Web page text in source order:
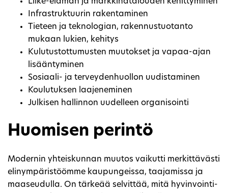
Liike-elämän ja markkinatalouden kehittyminen
Infrastruktuurin rakentaminen
Tieteen ja teknologian, rakennustuotanto
mukaan lukien, kehitys
Kulutustottumusten muutokset ja vapaa-ajan
lisääntyminen
Sosiaali- ja terveydenhuollon uudistaminen
Koulutuksen laajeneminen
Julkisen hallinnon uudelleen organisointi
Huomisen perintö
Modernin yhteiskunnan muutos vaikutti merkittävästi
elinympäristöömme kaupungeissa, taajamissa ja
maaseudulla. On tärkeää selvittää, mitä hyvinvointi-